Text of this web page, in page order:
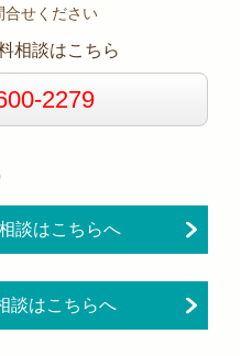
合せください
相談はこちら
2279
談はこちらへ
談はこちらへ